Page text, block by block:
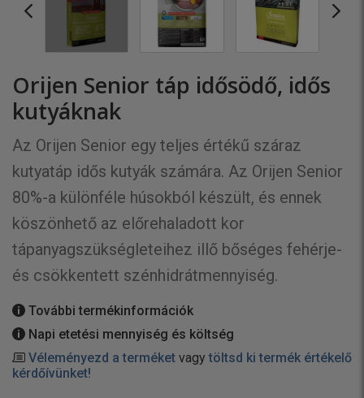
Orijen Senior táp idősödő, idős
kutyáknak
Az Orijen Senior egy teljes értékű száraz
kutyatáp idős kutyák számára. Az Orijen Senior
80%-a különféle húsokból készült, és ennek
köszönhető az előrehaladott kor
tápanyagszükségleteihez illő bőséges fehérje-
és csökkentett szénhidrátmennyiség.
További termékinformációk
Napi etetési mennyiség és költség
Véleményezd a terméket vagy töltsd ki termék értékelő
kérdőívünket!